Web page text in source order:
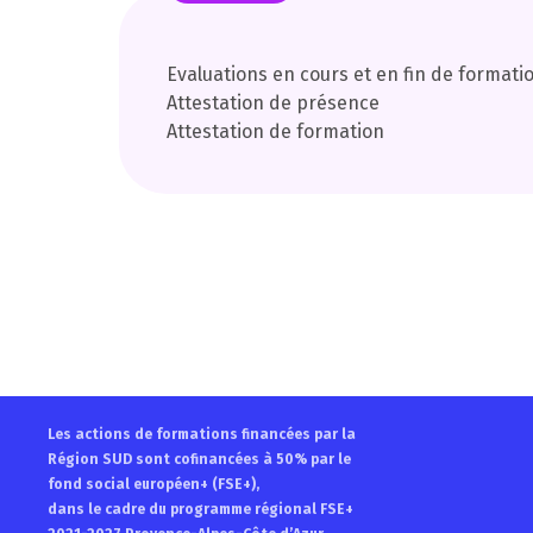
Evaluations en cours et en fin de
Attestation de présence
Attestation de formation
Les actions de formations financées par la
Région SUD sont cofinancées à 50% par le
fond social européen+ (FSE+),
dans le cadre du programme régional FSE+